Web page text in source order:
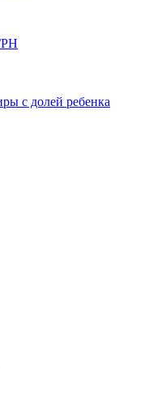
с долей ребенка